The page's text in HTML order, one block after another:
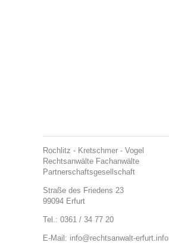
Rochlitz - Kretschmer - Vogel
Rechtsanwälte Fachanwälte
Partnerschaftsgesellschaft
Straße des Friedens 23
99094 Erfurt
Tel.: 0361 / 34 77 20
E-Mail: info@rechtsanwalt-erfurt.info